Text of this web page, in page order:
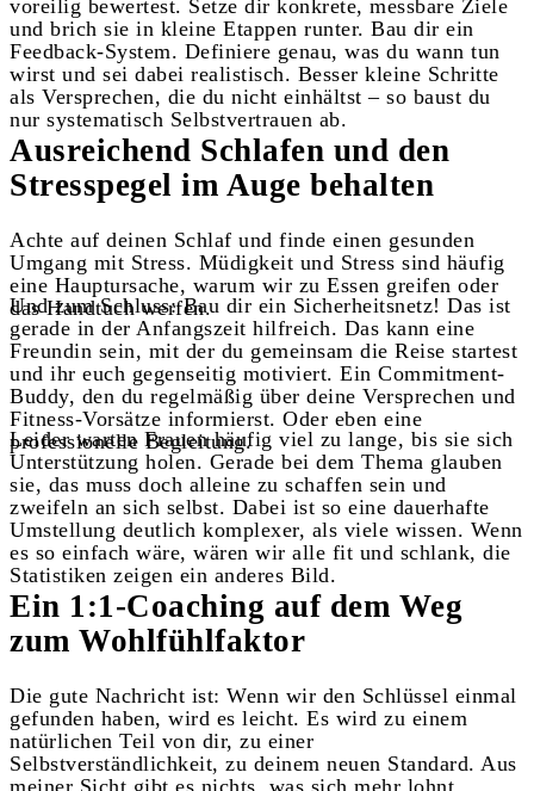
voreilig bewertest. Setze dir konkrete, messbare Ziele
und brich sie in kleine Etappen runter. Bau dir ein
Feedback-System. Definiere genau, was du wann tun
wirst und sei dabei realistisch. Besser kleine Schritte
als Versprechen, die du nicht einhältst – so baust du
nur systematisch Selbstvertrauen ab.
Ausreichend Schlafen und den
Stresspegel im Auge behalten
Achte auf deinen Schlaf und finde einen gesunden
Umgang mit Stress. Müdigkeit und Stress sind häufig
eine Hauptursache, warum wir zu Essen greifen oder
das Handtuch werfen.
Und zum Schluss: Bau dir ein Sicherheitsnetz! Das ist
gerade in der Anfangszeit hilfreich. Das kann eine
Freundin sein, mit der du gemeinsam die Reise startest
und ihr euch gegenseitig motiviert. Ein Commitment-
Buddy, den du regelmäßig über deine Versprechen und
Fitness-Vorsätze informierst. Oder eben eine
professionelle Begleitung.
Leider warten Frauen häufig viel zu lange, bis sie sich
Unterstützung holen. Gerade bei dem Thema glauben
sie, das muss doch alleine zu schaffen sein und
zweifeln an sich selbst. Dabei ist so eine dauerhafte
Umstellung deutlich komplexer, als viele wissen. Wenn
es so einfach wäre, wären wir alle fit und schlank, die
Statistiken zeigen ein anderes Bild.
Ein 1:1-Coaching auf dem Weg
zum Wohlfühlfaktor
Die gute Nachricht ist: Wenn wir den Schlüssel einmal
gefunden haben, wird es leicht. Es wird zu einem
natürlichen Teil von dir, zu einer
Selbstverständlichkeit, zu deinem neuen Standard. Aus